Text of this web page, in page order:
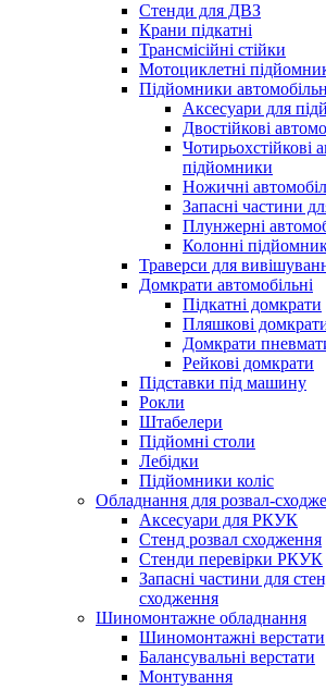
Стенди для ДВЗ
Крани підкатні
Трансмісійні стійки
Мотоциклетні
Підйомники
Аксесуари для
Двостійкові
Чотирьохстійкові
підйомники
Ножичні
Запасні частини
Плунжерні
Колонні
Траверси для
Домкрати автомобільні
Підкатні домкрати
Пляшкові
Домкрати
Рейкові домкрати
Підставки під машину
Рокли
Штабелери
Підйомні столи
Лебідки
Підйомники коліс
Обладнання для розвал-
Аксесуари для РКУК
Стенд розвал сходження
Стенди перевірки РКУК
Запасні частини для
сходження
Шиномонтажне обладнання
Шиномонтажні верстати
Балансувальні верстати
Монтування